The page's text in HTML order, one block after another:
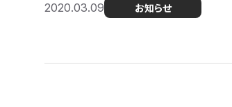
2020.03.09 お知らせ